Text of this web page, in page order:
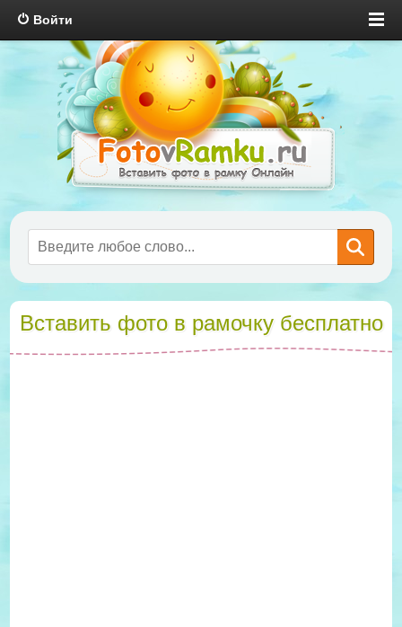
Войти
Вставить фото в рамочку бесплатно